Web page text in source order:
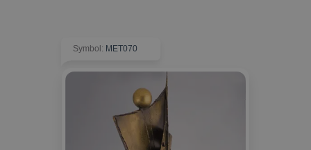
Symbol : MET070